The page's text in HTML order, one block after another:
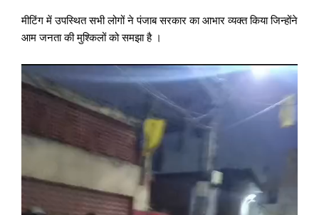
मीटिंग में उपस्थित सभी लोगों ने पंजाब सरकार का आभार व्यक्त किया जिन्होंने
आम जनता की मुश्किलों को समझा है ।
Video
Player